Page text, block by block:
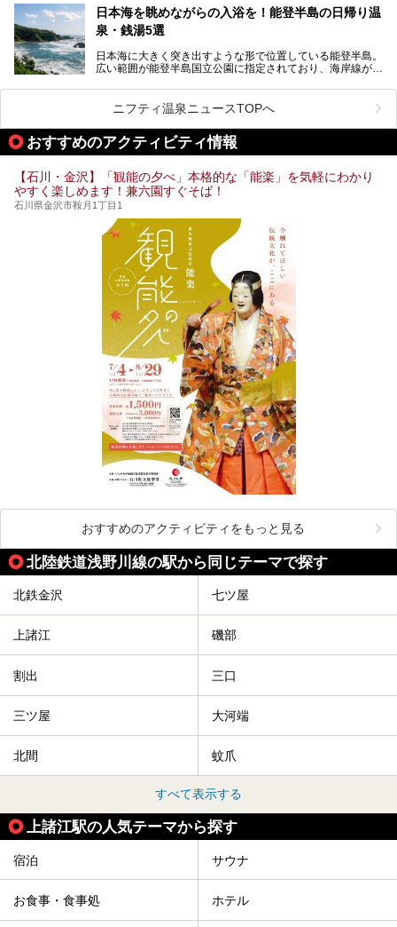
今回はそんなサウナによく行く人もこれから楽しむ人も格安
で楽しめるサウナを紹介します。
など、種類豊富ですよ。
日本海を眺めながらの入浴を！能登半島の日帰り温
泉・銭湯5選
日本海に大きく突き出すような形で位置している能登半島。
広い範囲が能登半島国立公園に指定されており、海岸線が作
車で行くのがオススメですが、ドライブの際にぜひ一緒に楽
しんでいただきたいのが温泉です。絶景を眺めながらつかる
温泉は最高ですよ！ 今回はそんな能登の温泉を5つご紹介
します。
ニフティ温泉ニュースTOPへ
おすすめのアクティビティ情報
【石川・金沢】「観能の夕べ」本格的な「能楽」を気軽にわかり
やすく楽しめます！兼六園すぐそば！
石川県金沢市鞍月1丁目1
おすすめのアクティビティをもっと見る
北陸鉄道浅野川線の駅から同じテーマで探す
北鉄金沢 七ツ屋
上諸江 磯部
割出 三口
三ツ屋 大河端
北間 蚊爪
すべて表示する
上諸江駅の人気テーマから探す
宿泊 サウナ
お食事・食事処 ホテル